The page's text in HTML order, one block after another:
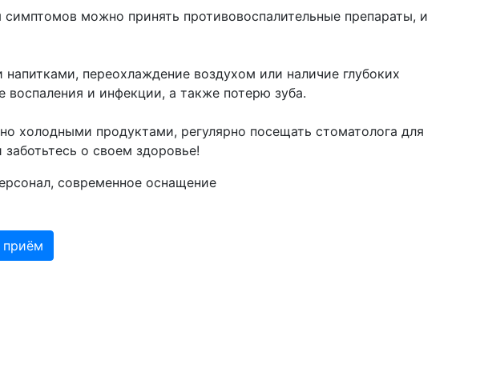
можно принять противовоспалительные препараты, и
переохлаждение воздухом или наличие глубоких
воспаления и инфекции, а также потерю зуба.
холодными продуктами, регулярно посещать стоматолога для
о своем здоровье!
современное оснащение
приём